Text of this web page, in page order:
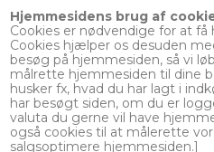
Hjemmesidens brug af
Cookies er nødvendige for at
Cookies hjælper os desuden
besøg på hjemmesiden, så vi
målrette hjemmesiden til dine
husker fx, hvad du har lagt i
har besøgt siden, om du er
valuta du gerne vil have
også cookies til at målerette
salgsoptimere hjemmesiden.]